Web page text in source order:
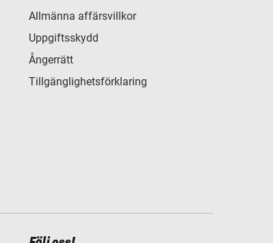
Allmänna affärsvillkor
Uppgiftsskydd
Ångerrätt
Tillgänglighetsförklaring